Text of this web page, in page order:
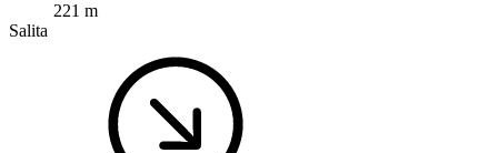
221 m
Salita